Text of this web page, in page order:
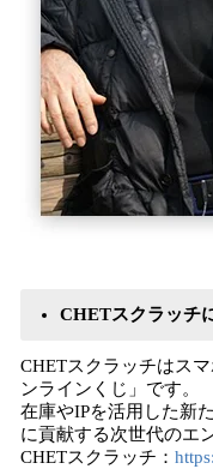
CHETスクラッチ
CHETスクラッチはス
ンラインくじ」です。
在庫やIPを活用した新
に貢献する次世代のエ
CHETスクラッチ：